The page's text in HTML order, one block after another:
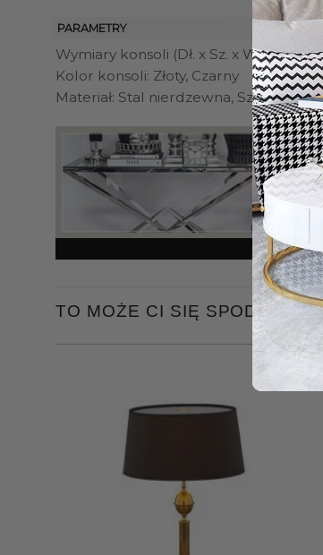
PARAMETRY
Wymiary konsoli (Dł. x Sz. x W.): 80 x
Kolor konsoli: Złoty, Czarny
Materiał: Stal nierdzewna, Szkło
TO MOŻE CI SIĘ